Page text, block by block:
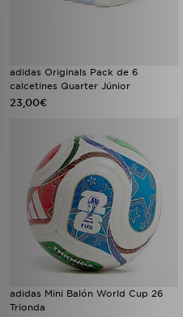
adidas Originals Pack de 6
calcetines Quarter Júnior
23,00€
adidas Mini Balón World Cup 26
Trionda